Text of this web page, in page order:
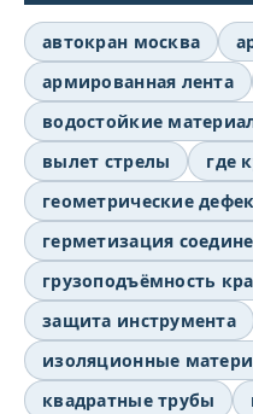
автокран москва
армированная лента
водостойкие
вылет стрелы
где
геометрические
герметизация
грузоподъёмность
защита инструмента
изоляционные
квадратные трубы